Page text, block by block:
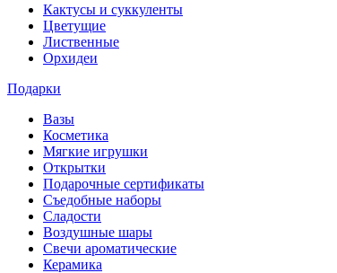
Кактусы и суккуленты
Цветущие
Лиственные
Орхидеи
Подарки
Вазы
Косметика
Мягкие игрушки
Открытки
Подарочные сертификаты
Съедобные наборы
Сладости
Воздушные шары
Свечи ароматические
Керамика